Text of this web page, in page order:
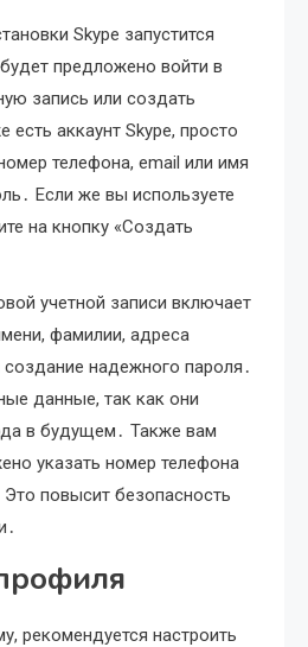
Skype запустится
предложено войти в
запись или создать
есть аккаунт Skype, просто
телефона, email или имя
Если же вы используете
на кнопку «Создать
учетной записи включает
фамилии, адреса
надежного пароля․
данные, так как они
в будущем․ Также вам
указать номер телефона
повысит безопасность
рекомендуется настроить